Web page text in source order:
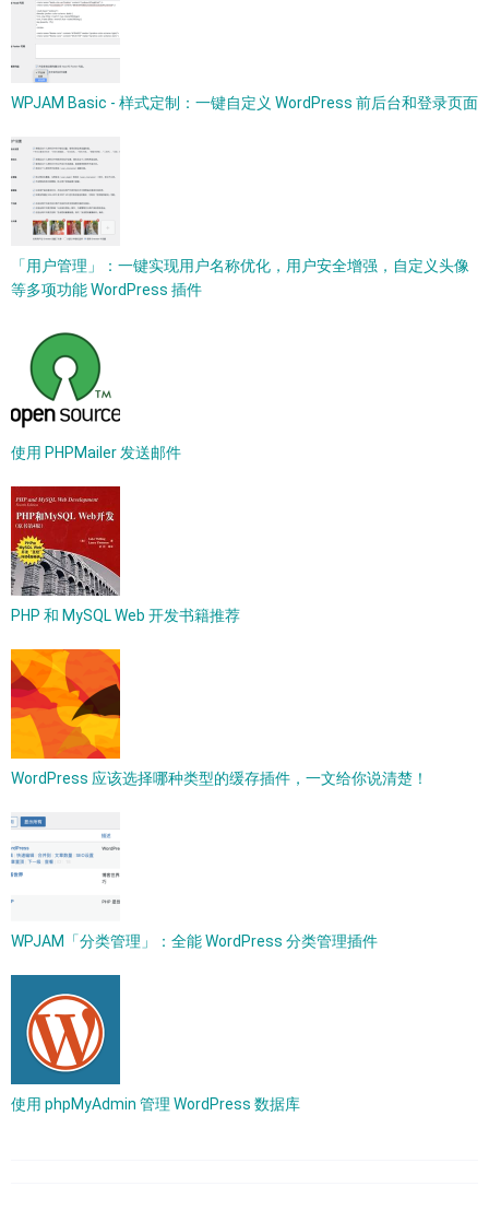
WPJAM Basic - 样式定制：一键自定义 WordPress 前后台和登录页面
「用户管理」：一键实现用户名称优化，用户安全增强，自定义头像
等多项功能 WordPress 插件
使用 PHPMailer 发送邮件
PHP 和 MySQL Web 开发书籍推荐
WordPress 应该选择哪种类型的缓存插件，一文给你说清楚！
WPJAM「分类管理」：全能 WordPress 分类管理插件
使用 phpMyAdmin 管理 WordPress 数据库